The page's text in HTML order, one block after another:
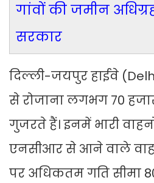
गांवों की जमीन
सरकार
दिल्ली-जयपुर हाईवे
से रोजाना लगभग 70
गुजरते हैं। इनमें भारी
एनसीआर से आने वाले
पर अधिकतम गति सीमा